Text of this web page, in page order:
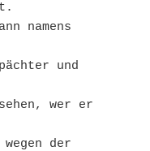
namens
und
wer er
der